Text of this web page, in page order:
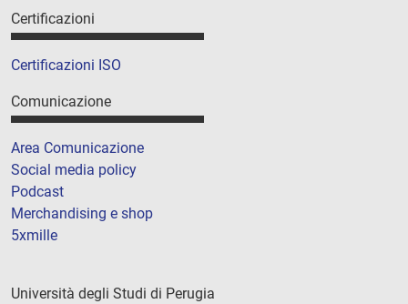
Certificazioni
Certificazioni ISO
Comunicazione
Area Comunicazione
Social media policy
Podcast
Merchandising e shop
5xmille
Università degli Studi di Perugia